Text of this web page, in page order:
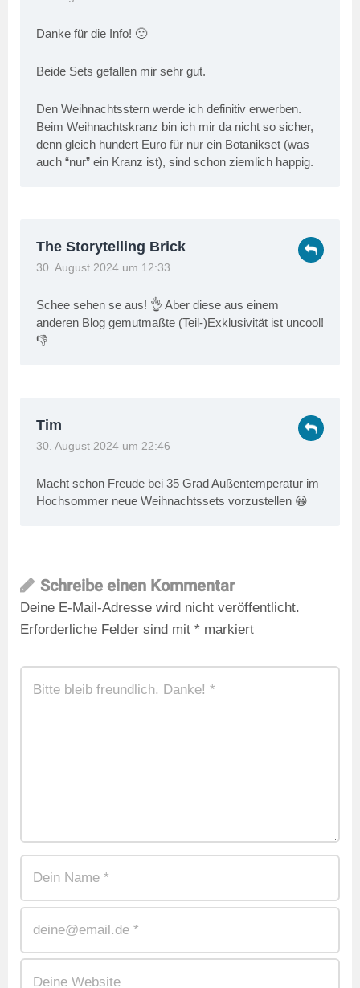
Danke für die Info! 🙂
Beide Sets gefallen mir sehr gut.
Den Weihnachtsstern werde ich definitiv erwerben.
Beim Weihnachtskranz bin ich mir da nicht so sicher,
denn gleich hundert Euro für nur ein Botanikset (was
auch “nur” ein Kranz ist), sind schon ziemlich happig.
The Storytelling Brick
30. August 2024 um 12:33
Schee sehen se aus! 👌 Aber diese aus einem
anderen Blog gemutmaßte (Teil-)Exklusivität ist uncool!
👎
Tim
30. August 2024 um 22:46
Macht schon Freude bei 35 Grad Außentemperatur im
Hochsommer neue Weihnachtssets vorzustellen 😀
Schreibe einen Kommentar
Deine E-Mail-Adresse wird nicht veröffentlicht.
Erforderliche Felder sind mit * markiert